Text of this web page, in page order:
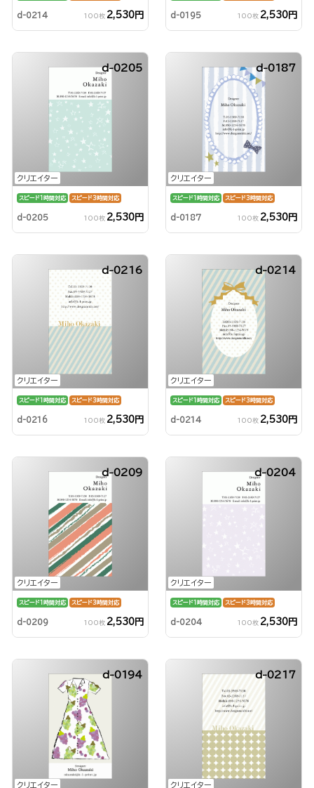
d-0214 100枚 2,530円 d-0195 100枚 2,530円
クリエイター
d-0205
スピード1時間対応 スピード3時間対応
d-0205 100枚 2,530円
クリエイター
d-0187
スピード1時間対応 スピード3時間対応
d-0187 100枚 2,530円
クリエイター
d-0216
スピード1時間対応 スピード3時間対応
d-0216 100枚 2,530円
クリエイター
d-0214
スピード1時間対応 スピード3時間対応
d-0214 100枚 2,530円
クリエイター
d-0209
スピード1時間対応 スピード3時間対応
d-0209 100枚 2,530円
クリエイター
d-0204
スピード1時間対応 スピード3時間対応
d-0204 100枚 2,530円
クリエイター
d-0194
クリエイター
d-0217